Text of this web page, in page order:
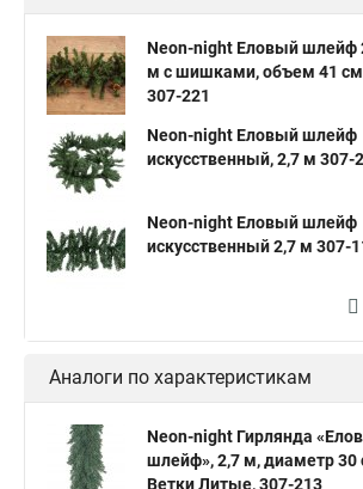
Neon-night Еловый шлейф
м с шишками, объем 41 см
307-221
Neon-night Еловый шлейф
искусственный, 2,7 м 307-
Neon-night Еловый шлейф
искусственный 2,7 м 307-
Аналоги по характеристикам
Neon-night Гирлянда
шлейф», 2,7 м, диаметр 30
Ветки Литые, 307-213